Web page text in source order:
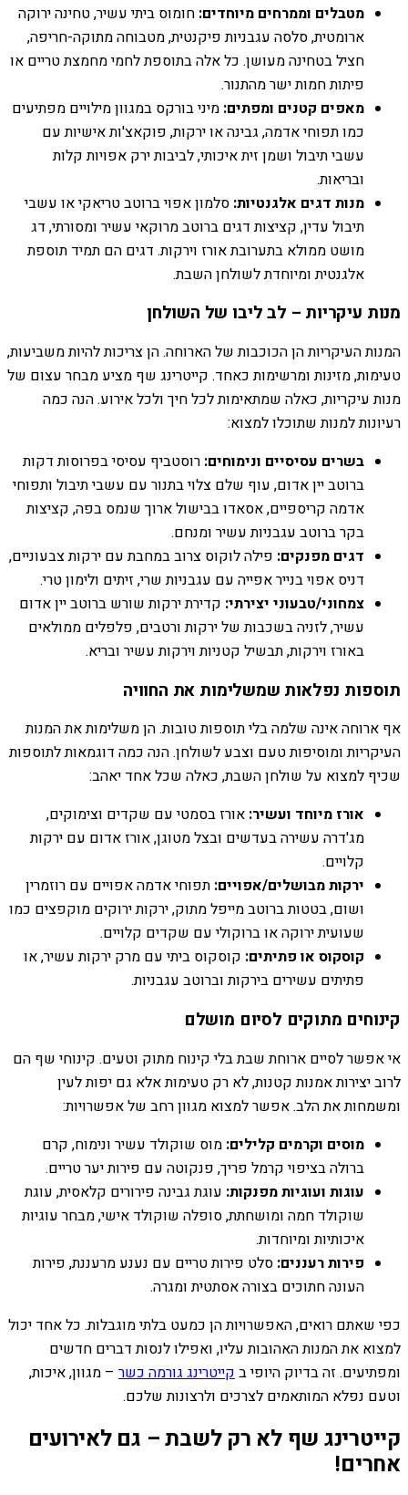
מטבלים וממרחים מיוחדים: חומוס ביתי עשיר, טחינה ירוקה
ארומטית, סלסה עגבניות פיקנטית, מטבוחה מתוקה-חריפה,
חציל בטחינה מעושן. כל אלה בתוספת לחמי מחמצת טריים או
פיתות חמות ישר מהתנור.
מאפים קטנים ומפתים: מיני בורקס במגוון מילויים מפתיעים
כמו תפוחי אדמה, גבינה או ירקות, פוקאצ'ות אישיות עם
עשבי תיבול ושמן זית איכותי, לביבות ירק אפויות קלות
ובריאות.
מנות דגים אלגנטיות: סלמון אפוי ברוטב טריאקי או עשבי
תיבול עדין, קציצות דגים ברוטב מרוקאי עשיר ומסורתי, דג
מושט ממולא בתערובת אורז וירקות. דגים הם תמיד תוספת
אלגנטית ומיוחדת לשולחן השבת.
מנות עיקריות – לב ליבו של השולחן
המנות העיקריות הן הכוכבות של הארוחה. הן צריכות להיות משביעות,
טעימות, מזינות ומרשימות כאחד. קייטרינג שף מציע מבחר עצום של
מנות עיקריות, כאלה שמתאימות לכל חיך ולכל אירוע. הנה כמה
רעיונות למנות שתוכלו למצוא:
בשרים עסיסיים ונימוחים: רוסטביף עסיסי בפרוסות דקות
ברוטב יין אדום, עוף שלם צלוי בתנור עם עשבי תיבול ותפוחי
אדמה קריספיים, אסאדו בבישול ארוך שנמס בפה, קציצות
בקר ברוטב עגבניות עשיר ומנחם.
דגים מפנקים: פילה לוקוס צרוב במחבת עם ירקות צבעוניים,
דניס אפוי בנייר אפייה עם עגבניות שרי, זיתים ולימון טרי.
צמחוני/טבעוני יצירתי: קדירת ירקות שורש ברוטב יין אדום
עשיר, לזניה בשכבות של ירקות ורטבים, פלפלים ממולאים
באורז וירקות, תבשיל קטניות וירקות עשיר ובריא.
תוספות נפלאות שמשלימות את החוויה
אף ארוחה אינה שלמה בלי תוספות טובות. הן משלימות את המנות
העיקריות ומוסיפות טעם וצבע לשולחן. הנה כמה דוגמאות לתוספות
שכיף למצוא על שולחן השבת, כאלה שכל אחד יאהב:
אורז מיוחד ועשיר: אורז בסמטי עם שקדים וצימוקים,
מג'דרה עשירה בעדשים ובצל מטוגן, אורז אדום עם ירקות
קלויים.
ירקות מבושלים/אפויים: תפוחי אדמה אפויים עם רוזמרין
ושום, בטטות ברוטב מייפל מתוק, ירקות ירוקים מוקפצים כמו
שעועית ירוקה או ברוקולי עם שקדים קלויים.
קוסקוס או פתיתים: קוסקוס ביתי עם מרק ירקות עשיר, או
פתיתים עשירים בירקות וברוטב עגבניות.
קינוחים מתוקים לסיום מושלם
אי אפשר לסיים ארוחת שבת בלי קינוח מתוק וטעים. קינוחי שף הם
לרוב יצירות אמנות קטנות, לא רק טעימות אלא גם יפות לעין
ומשמחות את הלב. אפשר למצוא מגוון רחב של אפשרויות:
מוסים וקרמים קלילים: מוס שוקולד עשיר ונימוח, קרם
ברולה בציפוי קרמל פריך, פנקוטה עם פירות יער טריים.
עוגות ועוגיות מפנקות: עוגת גבינה פירורים קלאסית, עוגת
שוקולד חמה ומושחתת, סופלה שוקולד אישי, מבחר עוגיות
איכותיות ומיוחדות.
פירות רעננים: סלט פירות טריים עם נענע מרעננת, פירות
העונה חתוכים בצורה אסתטית ומגרה.
כפי שאתם רואים, האפשרויות הן כמעט בלתי מוגבלות. כל אחד יכול
למצוא את המנות האהובות עליו, ואפילו לנסות דברים חדשים
ומפתיעים. זה בדיוק היופי בקייטרינג גורמה כשר – מגוון, איכות,
וטעם נפלא המותאמים לצרכים ולרצונות שלכם.
קייטרינג שף לא רק לשבת – גם לאירועים
אחרים!